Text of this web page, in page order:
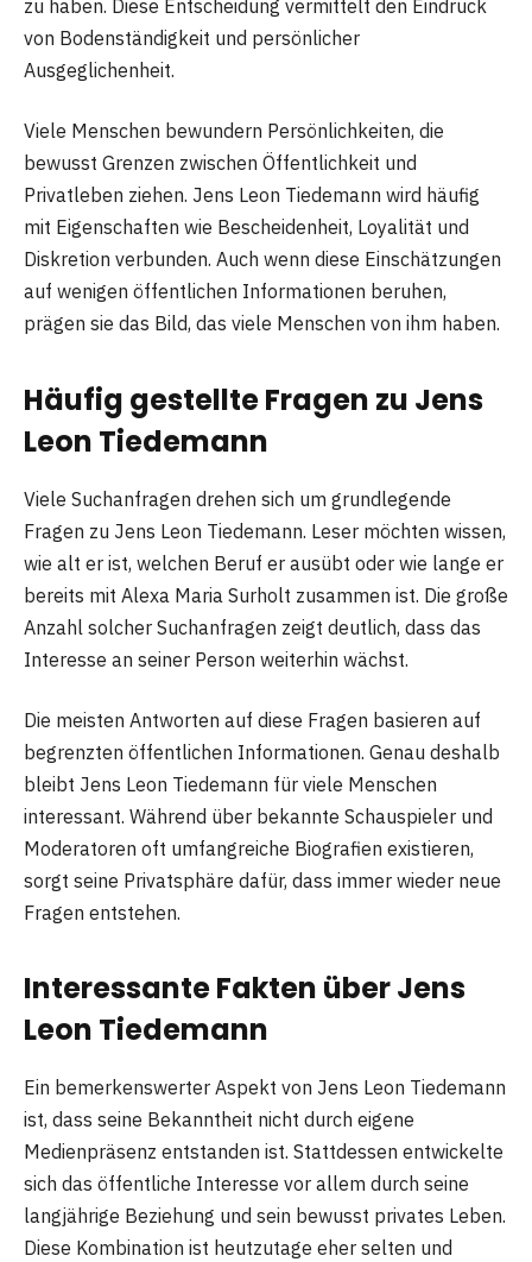
zu haben. Diese Entscheidung vermittelt den Eindruck
von Bodenständigkeit und persönlicher
Ausgeglichenheit.
Viele Menschen bewundern Persönlichkeiten, die
bewusst Grenzen zwischen Öffentlichkeit und
Privatleben ziehen. Jens Leon Tiedemann wird häufig
mit Eigenschaften wie Bescheidenheit, Loyalität und
Diskretion verbunden. Auch wenn diese Einschätzungen
auf wenigen öffentlichen Informationen beruhen,
prägen sie das Bild, das viele Menschen von ihm haben.
Häufig gestellte Fragen zu Jens
Leon Tiedemann
Viele Suchanfragen drehen sich um grundlegende
Fragen zu Jens Leon Tiedemann. Leser möchten wissen,
wie alt er ist, welchen Beruf er ausübt oder wie lange er
bereits mit Alexa Maria Surholt zusammen ist. Die große
Anzahl solcher Suchanfragen zeigt deutlich, dass das
Interesse an seiner Person weiterhin wächst.
Die meisten Antworten auf diese Fragen basieren auf
begrenzten öffentlichen Informationen. Genau deshalb
bleibt Jens Leon Tiedemann für viele Menschen
interessant. Während über bekannte Schauspieler und
Moderatoren oft umfangreiche Biografien existieren,
sorgt seine Privatsphäre dafür, dass immer wieder neue
Fragen entstehen.
Interessante Fakten über Jens
Leon Tiedemann
Ein bemerkenswerter Aspekt von Jens Leon Tiedemann
ist, dass seine Bekanntheit nicht durch eigene
Medienpräsenz entstanden ist. Stattdessen entwickelte
sich das öffentliche Interesse vor allem durch seine
langjährige Beziehung und sein bewusst privates Leben.
Diese Kombination ist heutzutage eher selten und